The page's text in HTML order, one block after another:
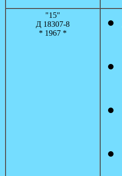
"15"
Д 18307-8
* 1967 *